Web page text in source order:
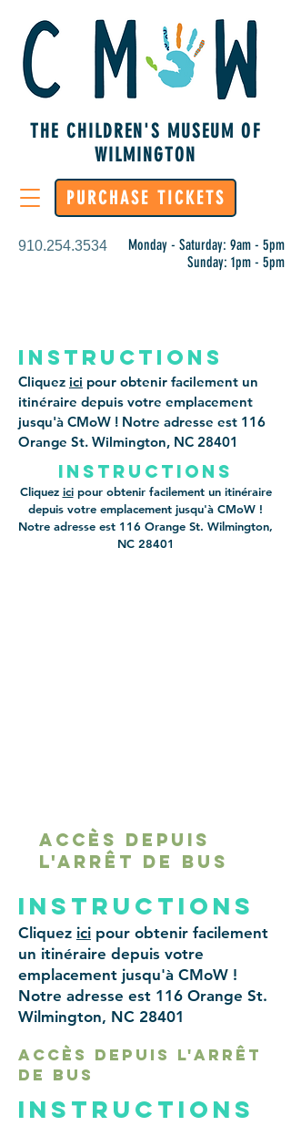
THE CHILDREN'S MUSEUM OF
WILMINGTON
910.254.3534
Monday - Saturday: 9am - 5pm
Sunday: 1pm - 5pm
PURCHASE TICKETS
instructions
Cliquez ici pour obtenir facilement un
itinéraire depuis votre emplacement
jusqu'à CMoW ! Notre adresse est 116
Orange St. Wilmington, NC 28401
instructions
Cliquez icipour obtenir facilement un itinéraire
depuis votre emplacement jusqu'à CMoW !
Notre adresse est 116 Orange St. Wilmington,
NC 28401
accès depuis
l'arrêt de bus
instructions
Cliquez ici pour obtenir facilement
un itinéraire depuis votre
emplacement jusqu'à CMoW !
Notre adresse est 116 Orange St.
Wilmington, NC 28401
accès depuis l'arrêt
de bus
instructions